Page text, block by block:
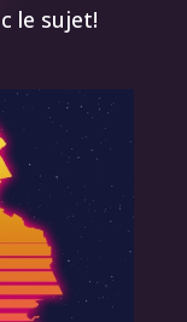
le sujet!